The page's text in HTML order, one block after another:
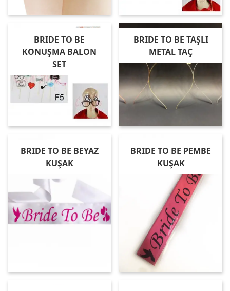
BRIDE TO BE
KONUŞMA BALON
SET
BRIDE TO BE TAŞLI
METAL TAÇ
BRIDE TO BE BEYAZ
KUŞAK
BRIDE TO BE PEMBE
KUŞAK